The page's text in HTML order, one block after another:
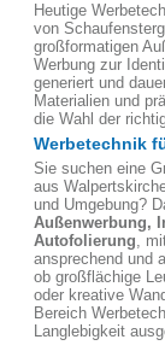
Heutige
von
großformatigen
Werbung zur
generiert und
Materialien und
die Wahl der
Werbetechnik
Sie suchen eine
aus
und Umgebung?
Außenwerbung,
Autofolierung,
ansprechend und
ob großflächige
oder kreative
Bereich
Langlebigkeit